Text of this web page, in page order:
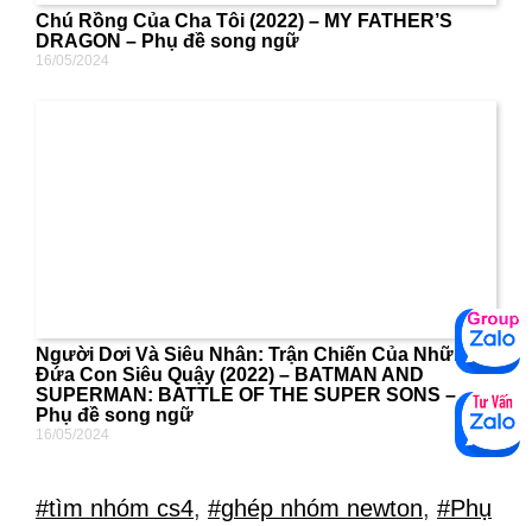
Chú Rồng Của Cha Tôi (2022) – MY FATHER’S
DRAGON – Phụ đề song ngữ
16/05/2024
Người Dơi Và Siêu Nhân: Trận Chiến Của Những
Đứa Con Siêu Quậy (2022) – BATMAN AND
SUPERMAN: BATTLE OF THE SUPER SONS –
Phụ đề song ngữ
16/05/2024
#tìm nhóm cs4, #ghép nhóm newton, #Phụ